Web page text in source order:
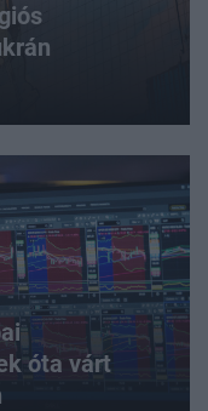
óta várt